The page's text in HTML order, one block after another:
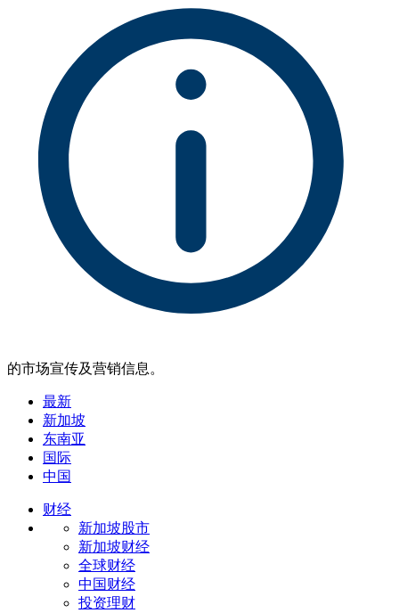
的市场宣传及营销信息。
最新
新加坡
东南亚
国际
中国
财经
新加坡股市
新加坡财经
全球财经
中国财经
投资理财